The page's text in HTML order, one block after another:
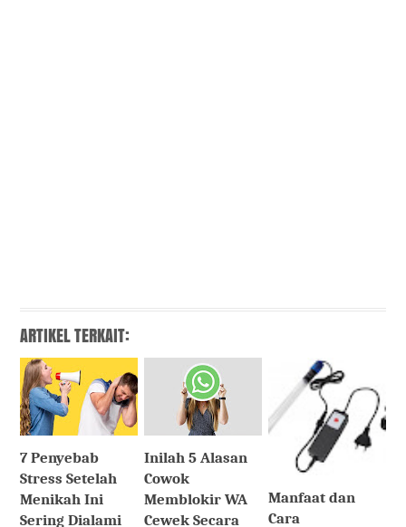
ARTIKEL TERKAIT:
7 Penyebab
Stress Setelah
Menikah Ini
Sering Dialami
Inilah 5 Alasan
Cowok
Memblokir WA
Cewek Secara
Manfaat dan
Cara